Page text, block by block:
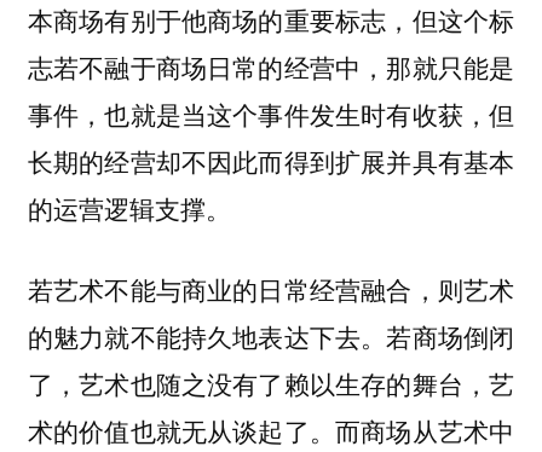
本商场有别于他商场的重要标志，但这个标
志若不融于商场日常的经营中，那就只能是
事件，也就是当这个事件发生时有收获，但
长期的经营却不因此而得到扩展并具有基本
的运营逻辑支撑。
若艺术不能与商业的日常经营融合，则艺术
的魅力就不能持久地表达下去。若商场倒闭
了，艺术也随之没有了赖以生存的舞台，艺
术的价值也就无从谈起了。而商场从艺术中